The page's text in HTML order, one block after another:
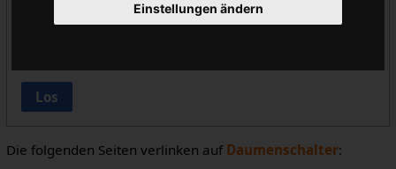
Einstellungen ändern
Links ausblenden
Los
Die folgenden Seiten verlinken auf Daumenschalter: